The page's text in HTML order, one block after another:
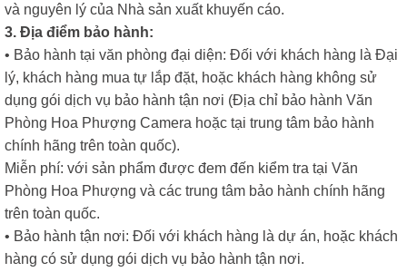
và nguyên lý của Nhà sản xuất khuyến cáo.
3. Địa điểm bảo hành:
• Bảo hành tại văn phòng đại diện: Đối với khách hàng là Đại
lý, khách hàng mua tự lắp đặt, hoặc khách hàng không sử
dụng gói dịch vụ bảo hành tận nơi (Địa chỉ bảo hành Văn
Phòng Hoa Phượng Camera hoặc tại trung tâm bảo hành
chính hãng trên toàn quốc).
Miễn phí: với sản phẩm được đem đến kiểm tra tại Văn
Phòng Hoa Phượng và các trung tâm bảo hành chính hãng
trên toàn quốc.
• Bảo hành tận nơi: Đối với khách hàng là dự án, hoặc khách
hàng có sử dụng gói dịch vụ bảo hành tận nơi.